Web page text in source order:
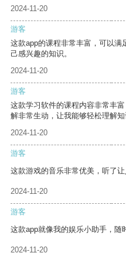
2024-11-20
游客
这款app的课程非常丰富，可以满
己感兴趣的知识。
2024-11-20
游客
这款学习软件的课程内容非常丰
解非常生动，让我能够轻松理解知
2024-11-20
游客
这款游戏的音乐非常优美，听了让
2024-11-20
游客
这款app就像我的娱乐小助手，随
2024-11-20